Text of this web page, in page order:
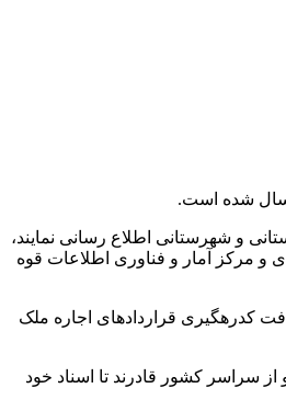
شده است.
«در ستادهای متناظر استانی و شهرستانی اطلاع رسانی نمایند،
و مرکز آمار و فناوری اطلاعات قوه
کدرهگیری قراردادهای اجاره ملک
خود را معامله کنند و از سراسر کشور قادرند تا اسناد خود